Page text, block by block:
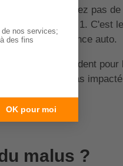
si vous n'avez pas
de 1. C'est
année d'assurance auto.
ou un accident pour
ne sera pas
malus ?